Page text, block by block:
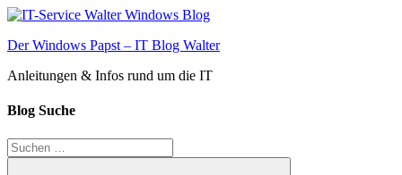
Zum
springen
Der Windows Papst – IT Blog Walter
Anleitungen & Infos rund um die IT
Blog Suche
Suchen
nach: